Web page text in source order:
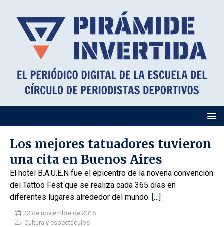
Los mejores tatuadores tuvieron
una cita en Buenos Aires
El hotel B.A.U.E.N fue el epicentro de la novena convención
del Tattoo Fest que se realiza cada 365 días en
diferentes lugares alrededor del mundo. […]
22 de noviembre de 2016
Cultura y espectáculos